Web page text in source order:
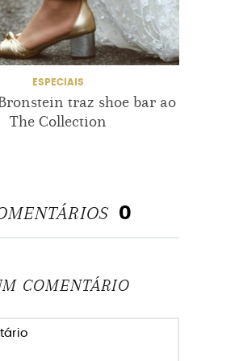
ESPECIAIS
traz shoe bar ao
The Collection
0
COMENTÁRIO